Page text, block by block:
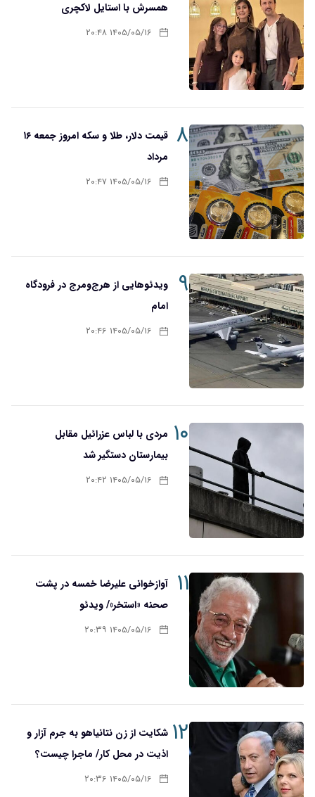
همسرش با استایل لاکچری
۱۴۰۵/۰۵/۱۶ ۲۰:۴۸
۸
قیمت دلار، طلا و سکه امروز جمعه ۱۶
مرداد
۱۴۰۵/۰۵/۱۶ ۲۰:۴۷
۹
ویدئوهایی از هرج‌ومرج در فرودگاه
امام
۱۴۰۵/۰۵/۱۶ ۲۰:۴۶
۱۰ مردی با لباس عزرائیل مقابل
بیمارستان دستگیر شد
۱۴۰۵/۰۵/۱۶ ۲۰:۴۲
۱۱
آوازخوانی علیرضا خمسه در پشت
صحنه «استخر»/ ویدئو
۱۴۰۵/۰۵/۱۶ ۲۰:۳۹
۱۲ شکایت از زن نتانیاهو به جرم آزار و
اذیت در محل کار/ ماجرا چیست؟
۱۴۰۵/۰۵/۱۶ ۲۰:۳۶